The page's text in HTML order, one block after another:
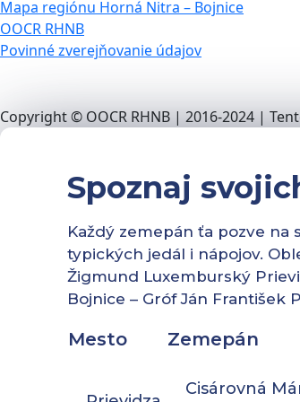
Mapa regiónu Horná Nitra – Bojnice
OOCR RHNB
Povinné zverejňovanie údajov
Copyright © OOCR RHNB | 2016-2024 |
Spoznaj
Každý zemepán ťa pozve
typických jedál i nápojov.
Žigmund Luxemburský
Bojnice – Gróf Ján František
Mesto Zemepán
Cisárovná